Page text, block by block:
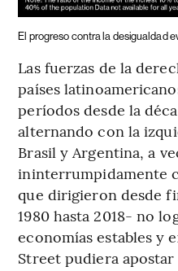
El progreso contra la desigualdad
Las fuerzas de la
países
períodos desde la
alternando con la
Brasil y Argentina, a
ininterrumpidamente
que dirigieron desde
1980 hasta 2018- no
economías estables y
Street pudiera